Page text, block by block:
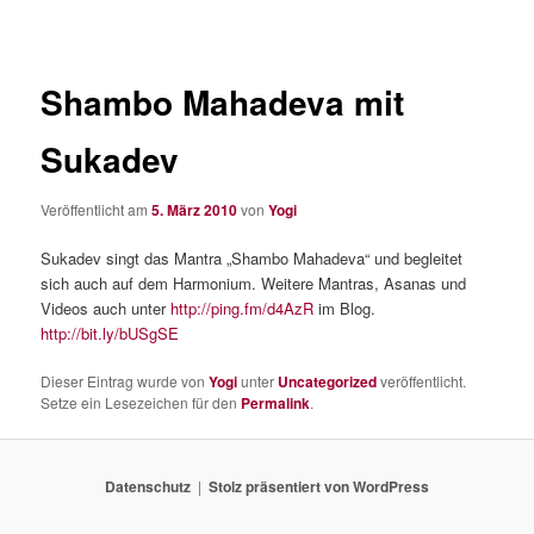
Shambo Mahadeva mit
Sukadev
Veröffentlicht am5. März 2010vonYogi
Sukadev singt das Mantra „Shambo Mahadeva“ und begleitet
sich auch auf dem Harmonium. Weitere Mantras, Asanas und
Videos auch unter http://ping.fm/d4AzR im Blog.
http://bit.ly/bUSgSE
Dieser Eintrag wurde vonYogiunter Uncategorizedveröffentlicht.
Setze ein Lesezeichen für den Permalink.
Datenschutz Stolz präsentiert von WordPress